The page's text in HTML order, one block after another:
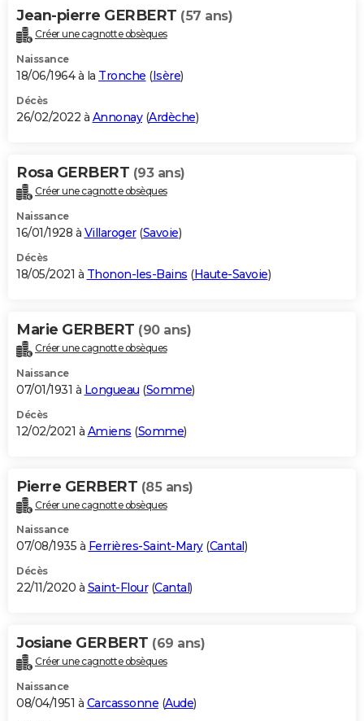
Jean-pierre GERBERT (57 ans)
Créer une cagnotte obsèques
Naissance
18/06/1964 à la Tronche (Isère)
Décès
26/02/2022 à Annonay(Ardèche)
Rosa GERBERT (93 ans)
Créer une cagnotte obsèques
Naissance
16/01/1928 à Villaroger(Savoie)
Décès
18/05/2021 à Thonon-les-Bains (Haute-Savoie)
Marie GERBERT (90 ans)
Créer une cagnotte obsèques
Naissance
07/01/1931 à Longueau (Somme)
Décès
12/02/2021 à Amiens (Somme)
Pierre GERBERT (85 ans)
Créer une cagnotte obsèques
Naissance
07/08/1935 à Ferrières-Saint-Mary(Cantal )
Décès
22/11/2020 à Saint-Flour(Cantal )
Josiane GERBERT (69 ans)
Créer une cagnotte obsèques
Naissance
08/04/1951 à Carcassonne (Aude)